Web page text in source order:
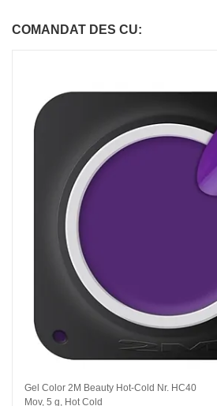
COMANDAT DES CU:
Gel Color 2M Beauty Hot-Cold Nr. HC40
Mov, 5 g, Hot Cold